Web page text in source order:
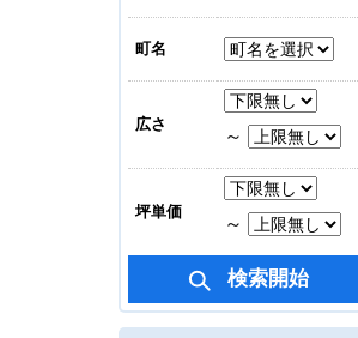
TANIMACHI
賃料合計
330,000
地上 7/8
19.67坪(64.911㎡)
M.BALANCE MIDOSUJI
HOMMACHI
賃料合計
616,056円
町名
広さ
～
坪単価
～